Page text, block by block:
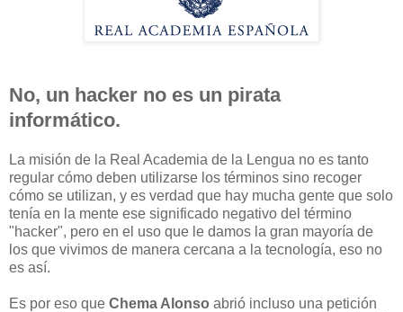
No, un hacker no es un pirata
informático.
La misión de la Real Academia de la Lengua no es tanto
regular cómo deben utilizarse los términos sino recoger
cómo se utilizan, y es verdad que hay mucha gente que solo
tenía en la mente ese significado negativo del término
"hacker", pero en el uso que le damos la gran mayoría de
los que vivimos de manera cercana a la tecnología, eso no
es así.
Es por eso que Chema Alonso abrió incluso una petición